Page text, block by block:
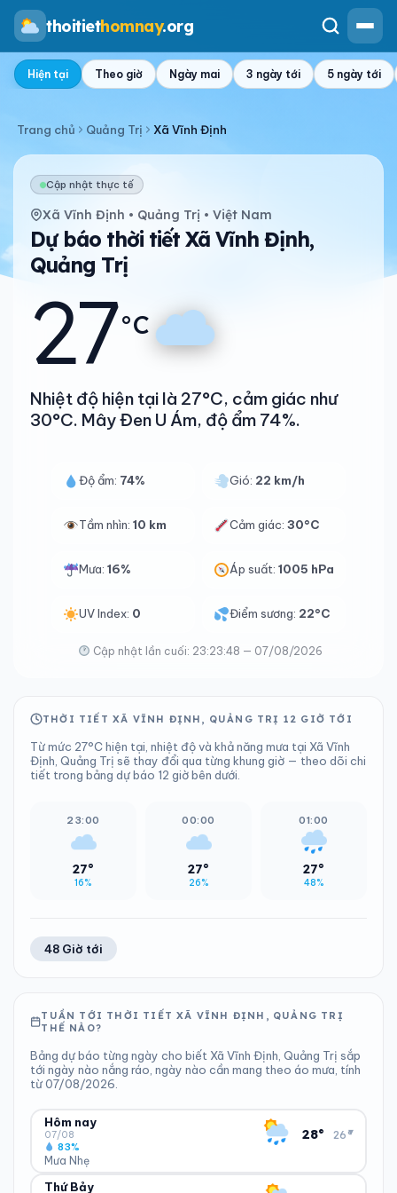
thoitiethomnay.org
Hiện tại Theo giờ Ngày mai 3 ngày tới 5 ngày tới
Trang chủ Quảng Trị Xã Vĩnh Định
Cập nhật thực tế
Xã Vĩnh Định • Quảng Trị • Việt Nam
Dự báo thời tiết Xã Vĩnh Định,
Quảng Trị
27°C
Nhiệt độ hiện tại là 27°C, cảm giác như
30°C. Mây Đen U Ám, độ ẩm 74%.
Độ ẩm: 74% Gió: 22 km/h
Tầm nhìn: 10 km Cảm giác:30°C
Mưa: 16% Áp suất:1005 hPa
UV Index: 0 Điểm sương: 22°C
Cập nhật lần cuối: 23:23:48 — 07/08/2026
THỜI TIẾT XÃ VĨNH ĐỊNH, QUẢNG TRỊ 12 GIỜ TỚI
Từ mức 27°C hiện tại, nhiệt độ và khả năng mưa tại Xã Vĩnh
Định, Quảng Trị sẽ thay đổi qua từng khung giờ — theo dõi chi
tiết trong bảng dự báo 12 giờ bên dưới.
23:00
27°
16%
00:00
27°
26%
01:00
27°
48%
48 Giờ tới
TUẦN TỚI THỜI TIẾT XÃ VĨNH ĐỊNH, QUẢNG TRỊ
THẾ NÀO?
Bảng dự báo từng ngày cho biết Xã Vĩnh Định, Quảng Trị sắp
tới ngày nào nắng ráo, ngày nào cần mang theo áo mưa, tính
từ 07/08/2026.
Hôm nay
07/08
Mưa Nhẹ
83%
28° 26°
▾
ĐỘ ẨM
Thứ Bảy